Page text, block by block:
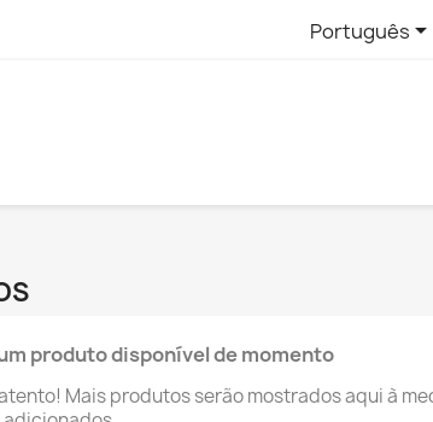
Português
produto disponível de momento
Mais produtos serão mostrados aqui à